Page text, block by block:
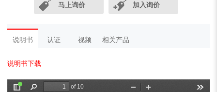
马上询价 加入询价
说明书 认证 视频 相关产品
说明书下载